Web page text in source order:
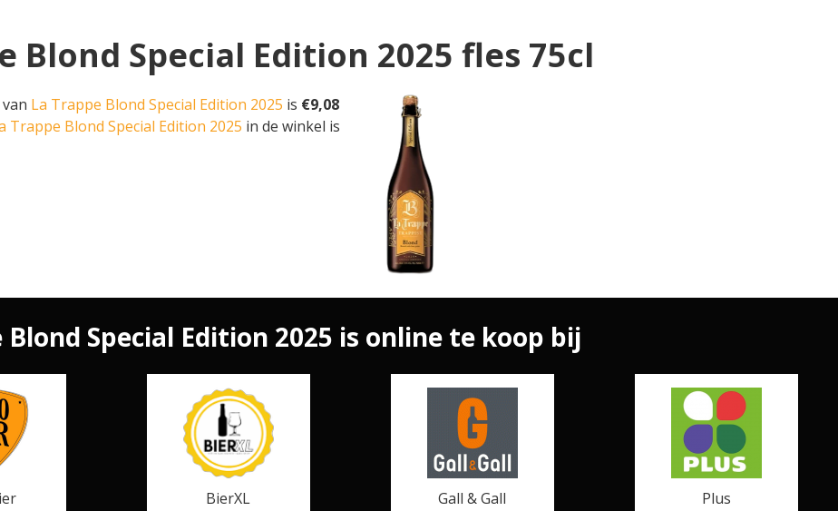
Blond Special Edition 2025 fles 75cl
La Trappe Blond Special Edition 2025 is €9,08
Trappe Blond Special Edition 2025 in de winkel is
Blond Special Edition 2025 is online te koop bij
BierXL Gall & Gall Plus